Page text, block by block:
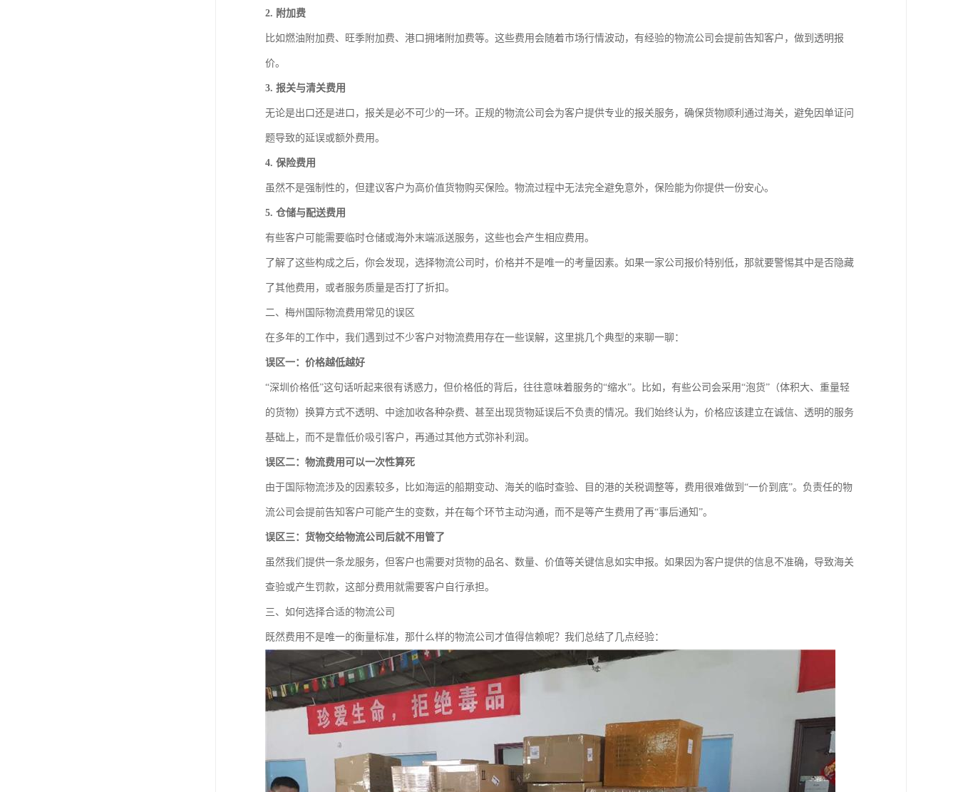
2. 附加费
比如燃油附加费、旺季附加费、港口拥堵附加费等。这些费用会随着市场行情波动，有经验的物流公司会提前告知客户，做到透明报
价。
3. 报关与清关费用
无论是出口还是进口，报关是必不可少的一环。正规的物流公司会为客户提供专业的报关服务，确保货物顺利通过海关，避免因单证问
题导致的延误或额外费用。
4. 保险费用
虽然不是强制性的，但建议客户为高价值货物购买保险。物流过程中无法完全避免意外，保险能为你提供一份安心。
5. 仓储与配送费用
有些客户可能需要临时仓储或海外末端派送服务，这些也会产生相应费用。
了解了这些构成之后，你会发现，选择物流公司时，价格并不是唯一的考量因素。如果一家公司报价特别低，那就要警惕其中是否隐藏
了其他费用，或者服务质量是否打了折扣。
二、梅州国际物流费用常见的误区
在多年的工作中，我们遇到过不少客户对物流费用存在一些误解，这里挑几个典型的来聊一聊：
误区一：价格越低越好
“深圳价格低”这句话听起来很有诱惑力，但价格低的背后，往往意味着服务的“缩水”。比如，有些公司会采用“泡货”（体积大、重量轻
的货物）换算方式不透明、中途加收各种杂费、甚至出现货物延误后不负责的情况。我们始终认为，价格应该建立在诚信、透明的服务
基础上，而不是靠低价吸引客户，再通过其他方式弥补利润。
误区二：物流费用可以一次性算死
由于国际物流涉及的因素较多，比如海运的船期变动、海关的临时查验、目的港的关税调整等，费用很难做到“一价到底”。负责任的物
流公司会提前告知客户可能产生的变数，并在每个环节主动沟通，而不是等产生费用了再“事后通知”。
误区三：货物交给物流公司后就不用管了
虽然我们提供一条龙服务，但客户也需要对货物的品名、数量、价值等关键信息如实申报。如果因为客户提供的信息不准确，导致海关
查验或产生罚款，这部分费用就需要客户自行承担。
三、如何选择合适的物流公司
既然费用不是唯一的衡量标准，那什么样的物流公司才值得信赖呢？我们总结了几点经验：